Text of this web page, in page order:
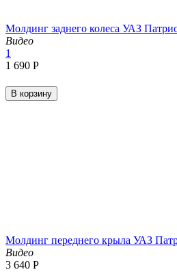
Молдинг заднего колеса УАЗ
Видео
1
1 690 Р
В корзину
Молдинг переднего крыла УАЗ
Видео
3 640 Р